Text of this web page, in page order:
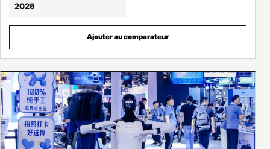
2026
Ajouter au comparateur